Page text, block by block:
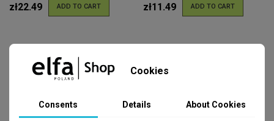
zł22.49 ADD TO CART zł11.49 ADD TO CART
Cookies
Consents Details About Cookies